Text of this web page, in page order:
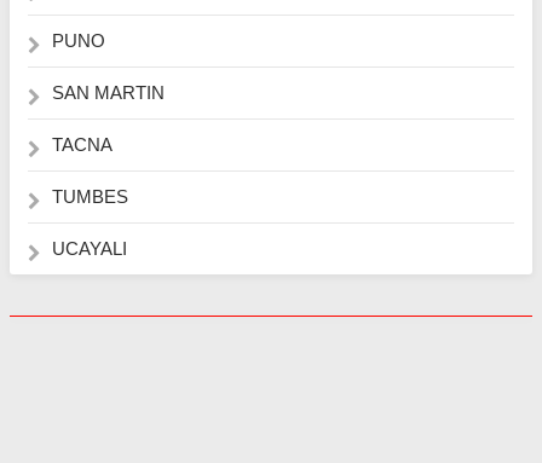
PUNO
SAN MARTIN
TACNA
TUMBES
UCAYALI